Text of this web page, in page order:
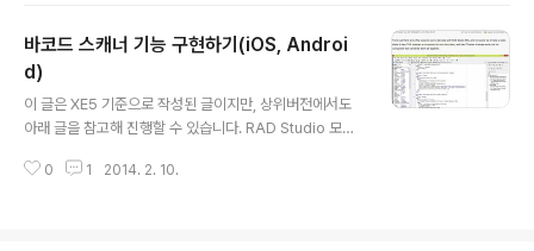
를 보고 큰 도움을 얻었습니다. 서비스 제어 뿐만 아니라 안
드로이드의 로우레벨을 이용하시려면 해당 동영상 뿐아니
라 첨부된 링크들에 대해 숙지해야 할 것 같습니다. 델파이
에서 안드로이드 서비스 제어http://blog.blong.com/2
blog.blong.com/2013/1..
바코드 스캐너 기능 구현하기(iOS, Androi
d)
이 글은 XE5 기준으로 작성된 글이지만, 상위버전에서도
아래 글을 참고해 진행할 수 있습니다. RAD Studio 모바
를 이용하는 방법과 외부(써드파트) 컴포넌트를 이용하는
0 1 2014. 2. 10.